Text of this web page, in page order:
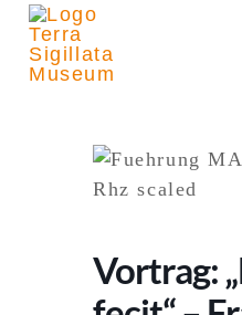
Zum
Inhalt
springen
Vortrag: